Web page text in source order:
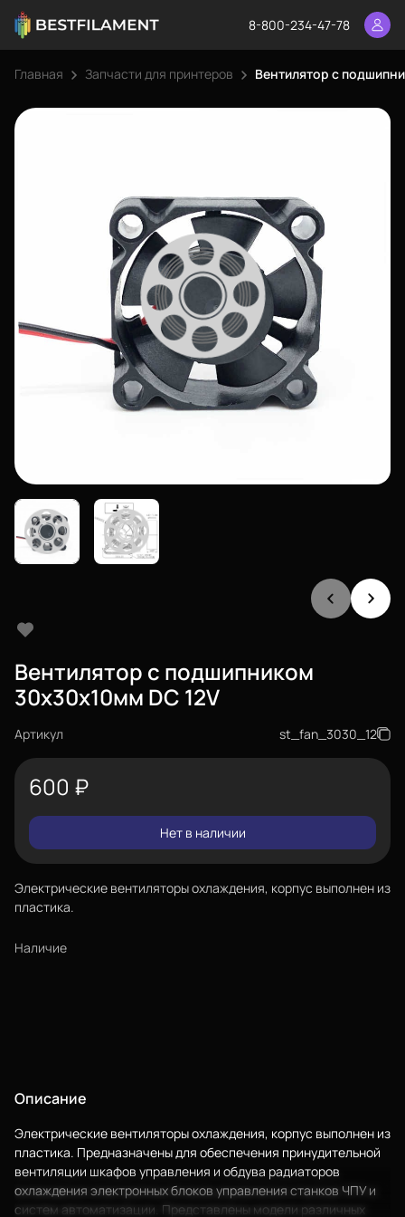
8-800-234-47-78
Главная Запчасти для принтеров Вентилятор с
Вентилятор с подшипником
30х30х10мм DC 12V
Артикул st_fan_3030_12
600 ₽
Нет в наличии
Электрические вентиляторы охлаждения, корпус выполнен из
пластика.
Наличие
Описание
Электрические вентиляторы охлаждения, корпус выполнен из
пластика. Предназначены для обеспечения принудительной
вентиляции шкафов управления и обдува радиаторов
охлаждения электронных блоков управления станков ЧПУ и
систем автоматизации. Представлены модели различных
О нас
Филиалы
Сертификаты